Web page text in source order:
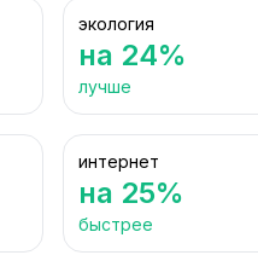
экология
на 24%
лучше
интернет
на 25%
быстрее